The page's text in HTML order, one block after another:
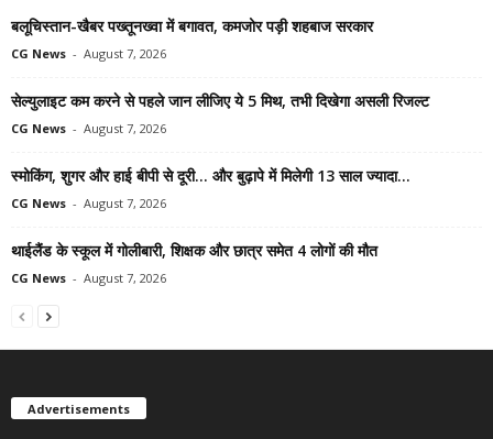
बलूचिस्तान-खैबर पख्तूनख्वा में बगावत, कमजोर पड़ी शहबाज सरकार
CG News - August 7, 2026
सेल्युलाइट कम करने से पहले जान लीजिए ये 5 मिथ, तभी दिखेगा असली रिजल्ट
CG News - August 7, 2026
स्मोकिंग, शुगर और हाई बीपी से दूरी… और बुढ़ापे में मिलेगी 13 साल ज्यादा...
CG News - August 7, 2026
थाईलैंड के स्कूल में गोलीबारी, शिक्षक और छात्र समेत 4 लोगों की मौत
CG News - August 7, 2026
Advertisements